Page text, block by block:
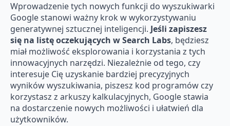
Wprowadzenie tych nowych funkcji do wyszukiwarki
Google stanowi ważny krok w wykorzystywaniu
generatywnej sztucznej inteligencji. Jeśli zapiszesz
się na listę oczekujących w Search Labs, będziesz
miał możliwość eksplorowania i korzystania z tych
innowacyjnych narzędzi. Niezależnie od tego, czy
interesuje Cię uzyskanie bardziej precyzyjnych
wyników wyszukiwania, piszesz kod programów czy
korzystasz z arkuszy kalkulacyjnych, Google stawia
na dostarczenie nowych możliwości i ułatwień dla
użytkowników.